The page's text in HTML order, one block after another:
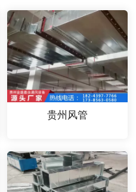
贵州风管